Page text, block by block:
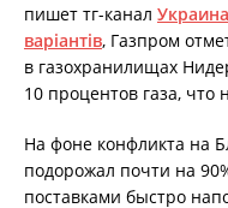
пишет тг-канал
варіантів, Газпром
в газохранилищах
10 процентов газа, что
На фоне конфликта на
подорожал почти на
поставками быстро